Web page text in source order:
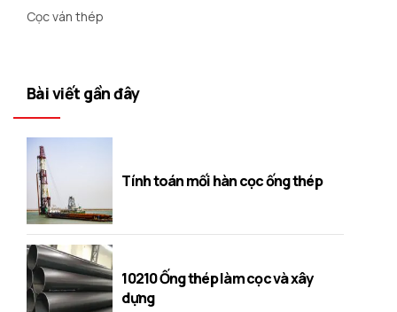
Cọc ván thép
Bài viết gần đây
Tính toán mối hàn cọc ống thép
10210 Ống thép làm cọc và xây
dựng